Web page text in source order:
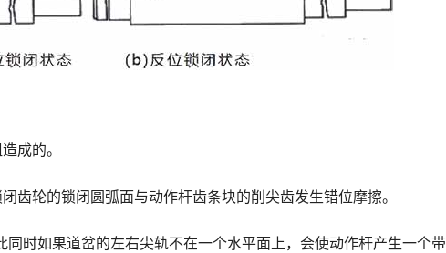
成的。
齿轮的锁闭圆弧面与动作杆齿条块的削尖齿发生错位摩擦。
时如果道岔的左右尖轨不在一个水平面上，会使动作杆产生一个